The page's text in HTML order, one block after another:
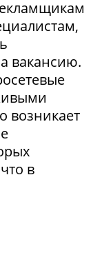
вакансию.
возникает
в